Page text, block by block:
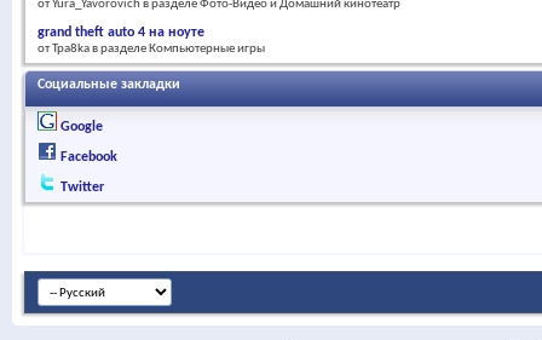
от Yura_Yavorovich в разделе Фото-Видео и Домашний кинотеатр
grand theft auto 4 на ноуте
от Tpa8ka в разделе Компьютерные игры
Социальные закладки
Google
Facebook
Twitter